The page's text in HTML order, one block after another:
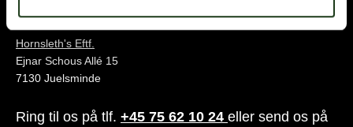
Hornsleth's Eftf.
Ejnar Schous Allé 15
7130 Juelsminde
Ring til os på tlf. +45 75 62 10 24 eller send os på